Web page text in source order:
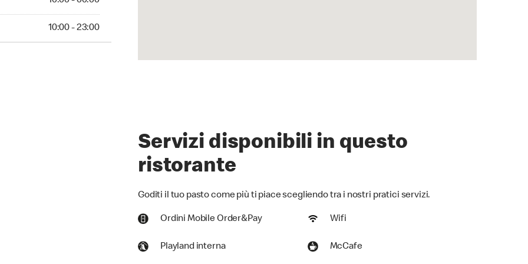
10:00 - 23:00
Servizi disponibili in questo
ristorante
Goditi il tuo pasto come più ti piace scegliendo tra i nostri pratici servizi.
Ordini Mobile Order&Pay Wifi
Playland interna McCafe